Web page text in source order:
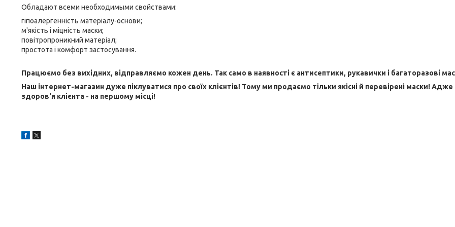
Обладают всеми необходимыми свойствами:
гіпоалергенність матеріалу-основи;
м'якість і міцність маски;
повітропроникний матеріал;
простота і комфорт застосування.
Працюємо без вихідних, відправляємо кожен день. Так само в наявності є антисептики, рукавички і багаторазові
Наш інтернет-магазин дуже піклуватися про своїх клієнтів! Тому ми продаємо тільки якісні й перевірені маски! Адже
здоров'я клієнта - на першому місці!